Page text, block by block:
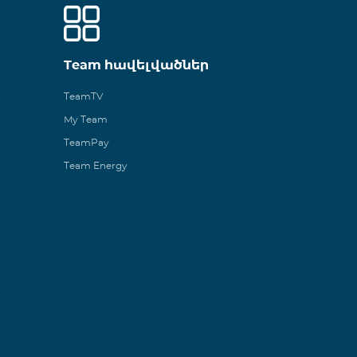
Team հավելվածներ
TeamTV
My Team
TeamPay
Team Energy